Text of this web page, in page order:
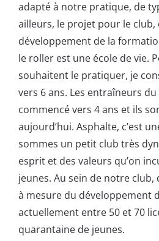
adapté à notre pratique, de
ailleurs, le projet pour le club,
développement de la
le roller est une école de vie.
souhaitent le pratiquer, je
vers 6 ans. Les entraîneurs
commencé vers 4 ans et ils
aujourd’hui. Asphalte, c’est
sommes un petit club très
esprit et des valeurs qu’on
jeunes. Au sein de notre
à mesure du développement
actuellement entre 50 et 70
quarantaine de jeunes.